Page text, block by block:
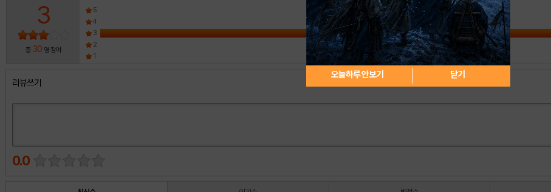
3
총 30 명 참여
5
4
3
2
1
리뷰쓰기
0.0
오늘하루 안보기 닫기